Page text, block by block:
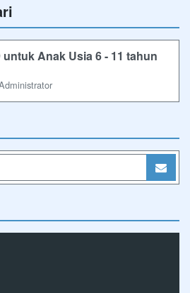
Anak Usia 6 - 11 tahun